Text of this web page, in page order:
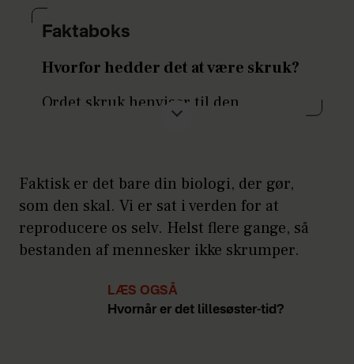
Faktaboks
Hvorfor hedder det at være skruk?
Ordet skruk henviser til den
Det kan også betyde at gøre noget,
der er lidt småskørt. I 1990’erne
begyndte man at bruge betegnelsen
blive gravide og få børn.
Faktisk er det bare din biologi, der gør,
som den skal. Vi er sat i verden for at
reproducere os selv. Helst flere gange, så
bestanden af mennesker ikke skrumper.
LÆS OGSÅ
Hvornår er det lillesøster-tid?